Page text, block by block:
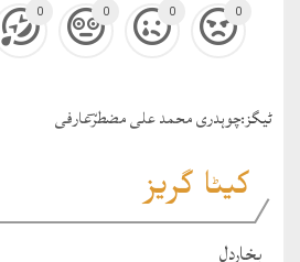
0 0 0 0
ٹيگز:چوہدری محمد علی مضطرؔعارفی
کیٹا گریز
بخارِدل